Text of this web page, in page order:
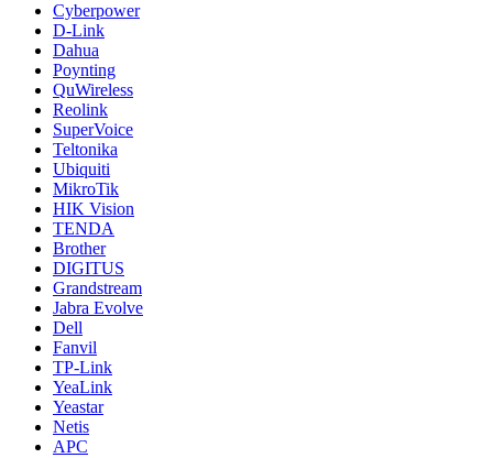
Cyberpower
D-Link
Dahua
Poynting
QuWireless
Reolink
SuperVoice
Teltonika
Ubiquiti
MikroTik
HIK Vision
TENDA
Brother
DIGITUS
Grandstream
Jabra Evolve
Dell
Fanvil
TP-Link
YeaLink
Yeastar
Netis
APC